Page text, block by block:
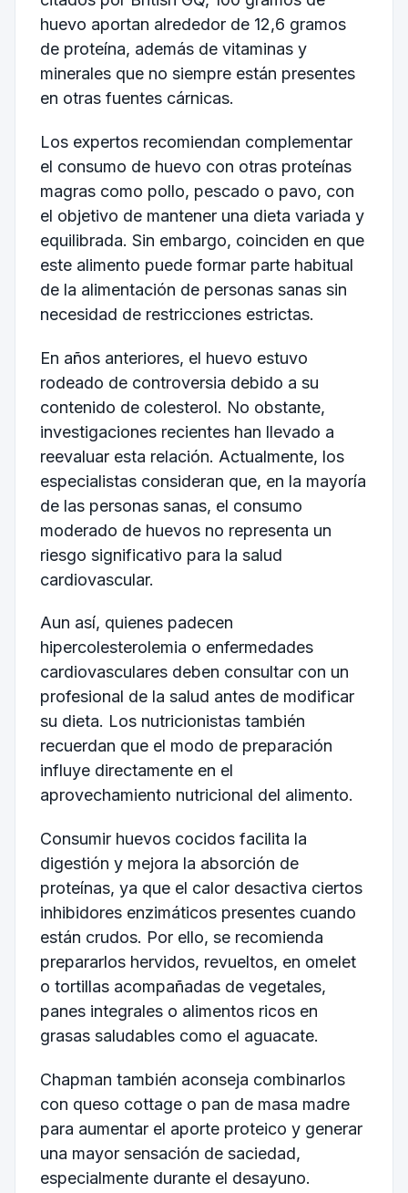
huevo aportan alrededor de 12,6 gramos
de proteína, además de vitaminas y
minerales que no siempre están presentes
en otras fuentes cárnicas.
Los expertos recomiendan complementar
el consumo de huevo con otras proteínas
magras como pollo, pescado o pavo, con
el objetivo de mantener una dieta variada y
equilibrada. Sin embargo, coinciden en que
este alimento puede formar parte habitual
de la alimentación de personas sanas sin
necesidad de restricciones estrictas.
En años anteriores, el huevo estuvo
rodeado de controversia debido a su
contenido de colesterol. No obstante,
investigaciones recientes han llevado a
reevaluar esta relación. Actualmente, los
especialistas consideran que, en la mayoría
de las personas sanas, el consumo
moderado de huevos no representa un
riesgo significativo para la salud
cardiovascular.
Aun así, quienes padecen
hipercolesterolemia o enfermedades
cardiovasculares deben consultar con un
profesional de la salud antes de modificar
su dieta. Los nutricionistas también
recuerdan que el modo de preparación
influye directamente en el
aprovechamiento nutricional del alimento.
Consumir huevos cocidos facilita la
digestión y mejora la absorción de
proteínas, ya que el calor desactiva ciertos
inhibidores enzimáticos presentes cuando
están crudos. Por ello, se recomienda
prepararlos hervidos, revueltos, en omelet
o tortillas acompañadas de vegetales,
panes integrales o alimentos ricos en
grasas saludables como el aguacate.
Chapman también aconseja combinarlos
con queso cottage o pan de masa madre
para aumentar el aporte proteico y generar
una mayor sensación de saciedad,
especialmente durante el desayuno.